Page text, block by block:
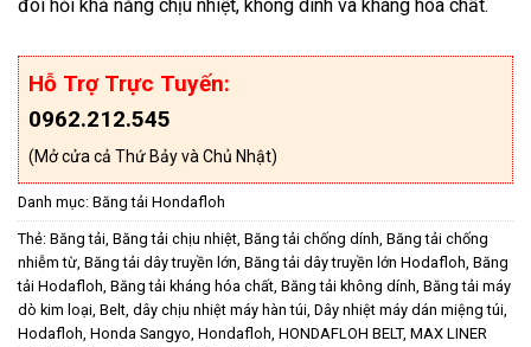
đòi hỏi khả năng chịu nhiệt, không dính và kháng hóa chất.
Hỗ Trợ Trực Tuyến:
0962.212.545
(Mở cửa cả Thứ Bảy và Chủ Nhật)
Danh mục: Băng tải Hondafloh
Thẻ: Băng tải, Băng tải chịu nhiệt, Băng tải chống dính, Băng tải chống
nhiễm từ, Băng tải dây truyền lớn, Băng tải dây truyền lớn Hodafloh, Băng
tải Hodafloh, Băng tải kháng hóa chất, Băng tải không dính, Băng tải máy
dò kim loại, Belt, dây chịu nhiệt máy hàn túi, Dây nhiệt máy dán miệng túi,
Hodafloh, Honda Sangyo, Hondafloh, HONDAFLOH BELT, MAX LINER